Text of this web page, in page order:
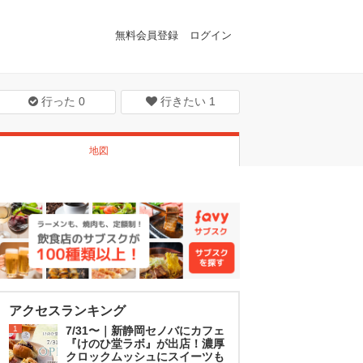
無料会員登録 ログイン
行った 0 行きたい 1
地図
アクセスランキング
1
7/31〜｜新静岡セノバにカフェ
『けのひ堂ラボ』が出店！濃厚
クロックムッシュにスイーツも